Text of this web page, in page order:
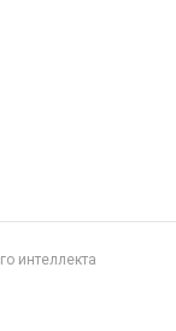
интеллекта